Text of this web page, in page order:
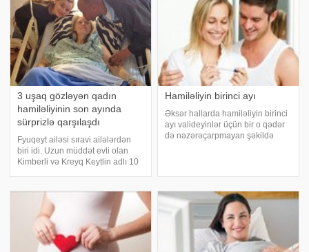
3 uşaq gözləyən qadın
hamiləliyinin son ayında
sürprizlə qarşılaşdı
Fyuqeyt ailəsi sıravi ailələrdən
biri idi. Uzun müddət evli olan
Kimberli və Kreyq Keytlin adlı 10
Kimberli tamamilə gözlənilməz
bir sürprizlə qarşılaşır. O
Hamiləliyin birinci ayı
Əksər hallarda hamiləliyin birinci
ayı valideyinlər üçün bir o qədər
də nəzərəçarpmayan şəkildə
hesablanır